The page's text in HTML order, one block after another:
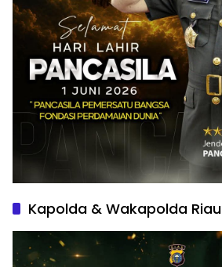
Kapolda & Wakapolda Riau